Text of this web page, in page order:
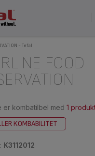
- Tefal
FOOD
er kombatilbel med 1
KOMBABILITET
K3112012